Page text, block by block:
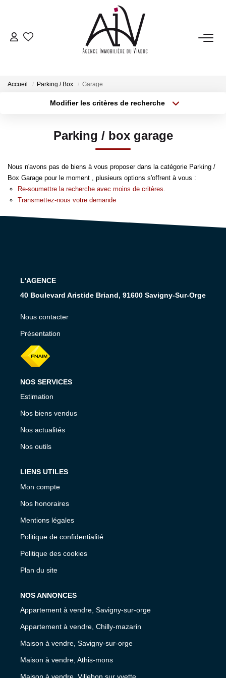
NOTRE AGENCE
Notre Équipe
Nos Partenaires
ESTIMATION
Estimation En Ligne
Ventes
Accueil Parking / Box Garage
Modifier les critères de recherche
Surface min
Budget max Plus de critères
Parking / box garage
Nous n'avons pas de biens à vous proposer dans la catégorie Parking /
Box Garage pour le moment , plusieurs options s'offrent à vous :
Re-soumettre la recherche avec moins de critères.
Transmettez-nous votre demande
L'AGENCE
40 Boulevard Aristide Briand, 91600 Savigny-Sur-Orge
Nous contacter
Présentation
NOS SERVICES
Estimation
Nos biens vendus
Nos actualités
Nos outils
LIENS UTILES
Mon compte
Nos honoraires
Mentions légales
Politique de confidentialité
Politique des cookies
Plan du site
NOS ANNONCES
Appartement à vendre, Savigny-sur-orge
Appartement à vendre, Chilly-mazarin
Maison à vendre, Savigny-sur-orge
Maison à vendre, Athis-mons